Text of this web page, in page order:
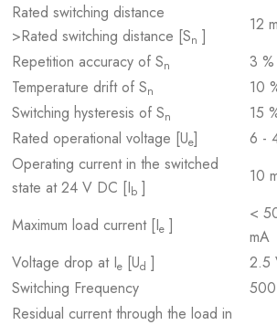
Rated switching distance
>Rated switching distance [Sn ]
12
Repetition accuracy of Sn
3 %
Temperature drift of Sn
10
Switching hysteresis of Sn
15
Rated operational voltage [Ue]
6 -
Operating current in the switched
state at 24 V DC [Ib ]
10
Maximum load current [Ie ]
<
mA
Voltage drop at Ie [Ud ]
2.5
Switching Frequency
Residual current through the load in